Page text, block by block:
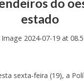
estado
sexta-feira (19), a